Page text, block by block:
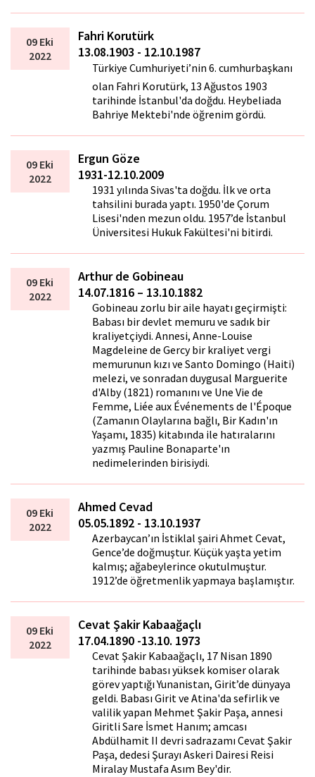
09 Eki
2022
Fahri Korutürk
13.08.1903 - 12.10.1987
Türkiye Cumhuriyeti’nin 6. cumhurbaşkanı
olan Fahri Korutürk, 13 Ağustos 1903
tarihinde İstanbul'da doğdu. Heybeliada
Bahriye Mektebi'nde öğrenim gördü.
09 Eki
2022
Ergun Göze
1931-12.10.2009
1931 yılında Sivas'ta doğdu. İlk ve orta
tahsilini burada yaptı. 1950'de Çorum
Lisesi'nden mezun oldu. 1957’de İstanbul
Üniversitesi Hukuk Fakültesi'ni bitirdi.
09 Eki
2022
Arthur de Gobineau
14.07.1816 – 13.10.1882
Gobineau zorlu bir aile hayatı geçirmişti:
Babası bir devlet memuru ve sadık bir
kraliyetçiydi. Annesi, Anne-Louise
Magdeleine de Gercy bir kraliyet vergi
memurunun kızı ve Santo Domingo (Haiti)
melezi, ve sonradan duygusal Marguerite
d'Alby (1821) romanını ve Une Vie de
Femme, Liée aux Événements de l'Époque
(Zamanın Olaylarına bağlı, Bir Kadın'ın
Yaşamı, 1835) kitabında ile hatıralarını
yazmış Pauline Bonaparte'ın
nedimelerinden birisiydi.
09 Eki
2022
Ahmed Cevad
05.05.1892 - 13.10.1937
Azerbaycan’ın İstiklal şairi Ahmet Cevat,
Gence’de doğmuştur. Küçük yaşta yetim
kalmış; ağabeylerince okutulmuştur.
1912’de öğretmenlik yapmaya başlamıştır.
09 Eki
2022
Cevat Şakir Kabaağaçlı
17.04.1890 -13.10. 1973
Cevat Şakir Kabaağaçlı, 17 Nisan 1890
tarihinde babası yüksek komiser olarak
görev yaptığı Yunanistan, Girit’de dünyaya
geldi. Babası Girit ve Atina'da sefirlik ve
valilik yapan Mehmet Şakir Paşa, annesi
Giritli Sare İsmet Hanım; amcası
Abdülhamit II devri sadrazamı Cevat Şakir
Paşa, dedesi Şurayı Askeri Dairesi Reisi
Miralay Mustafa Asım Bey'dir.